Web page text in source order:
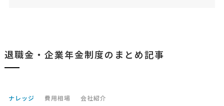
退職金・企業年金制度のまとめ記事
ナレッジ 費用相場 会社紹介